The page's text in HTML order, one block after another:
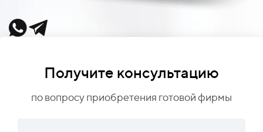
Получите консультацию
по вопросу приобретения готовой фирмы